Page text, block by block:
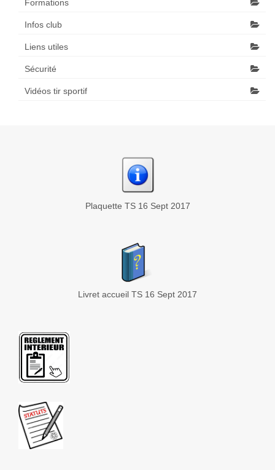
Formations
Infos club
Liens utiles
Sécurité
Vidéos tir sportif
Plaquette TS 16 Sept 2017
Livret accueil TS 16 Sept 2017